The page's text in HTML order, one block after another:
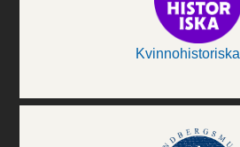
Kvinnohistoriska